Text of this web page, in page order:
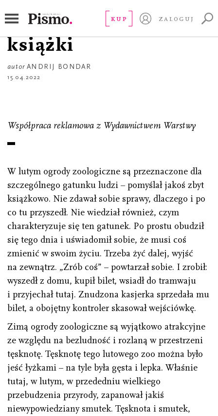
KUP ZALOGUJ
Cerebro. Fragment
książki
autor ANDRIJ BONDAR
15.04.2022
Współpraca reklamowa z Wydawnictwem Warstwy
W lutym ogrody zoologiczne są przeznaczone dla
szczególnego gatunku ludzi – pomyślał jakoś zbyt
książkowo. Nie zdawał sobie sprawy, dlaczego i po
co tu przyszedł. Nie wiedział również, czym
charakteryzuje się ten gatunek. Po prostu obudził
się tego dnia i uświadomił sobie, że musi coś
zmienić w swoim życiu. Trzeba żyć dalej, wyjść
na zewnątrz. „Zrób coś” – powtarzał sobie. I zrobił:
wyszedł z domu, kupił bilet, wsiadł do tramwaju
i przyjechał tutaj. Znudzona kasjerka sprzedała mu
bilet, a obojętny kontroler skasował wejściówkę.
Zimą ogrody zoologiczne są wyjątkowo atrakcyjne
ze względu na bezludność i rozlaną w przestrzeni
tęsknotę. Tęsknotę tego lutowego zoo można było
jeść łyżkami – na tyle była gęsta i lepka. Właśnie
tutaj, w lutym, w przededniu wielkiego
przebudzenia przyrody, zapanował jakiś
niewypowiedziany smutek. Tęsknota i smutek,